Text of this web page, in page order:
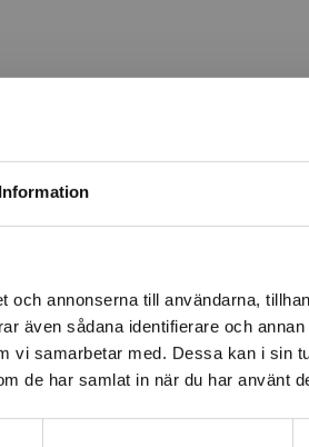
Information
annonserna till användarna,
även sådana identifierare och
vi samarbetar med. Dessa kan i sin
de har samlat in när du har använt
studentlitteratur.se via en
erbjuder inte leveranser utanför
ett köp måste
Sverige.Läs mer